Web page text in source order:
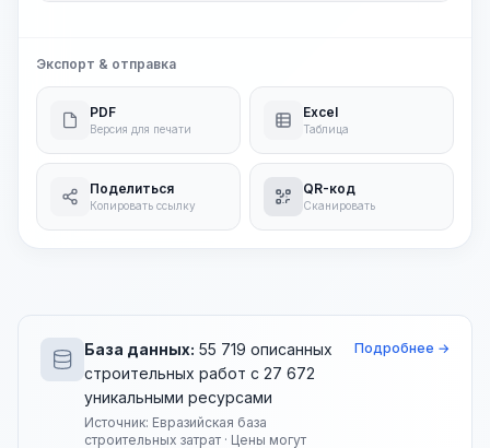
Экспорт & отправка
PDF
Версия для печати
Excel
Таблица
Поделиться
Копировать ссылку
QR-код
Сканировать
База данных: 55 719 описанных
строительных работ с 27 672
уникальными ресурсами
Источник: Евразийская база
строительных затрат · Цены могут
Подробнее →